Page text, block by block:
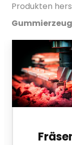
Produkten